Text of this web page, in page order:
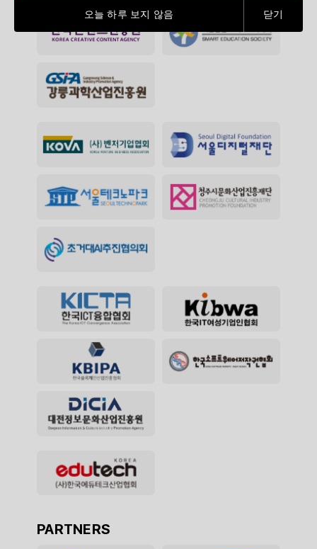
PARTNERS
오늘 하루 보지 않음 닫기